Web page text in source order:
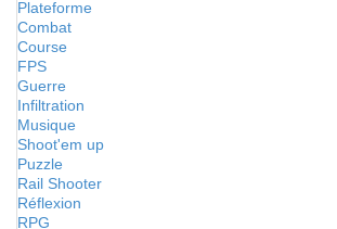
Plateforme
Combat
Course
FPS
Guerre
Infiltration
Musique
Shoot'em up
Puzzle
Rail Shooter
Réflexion
RPG